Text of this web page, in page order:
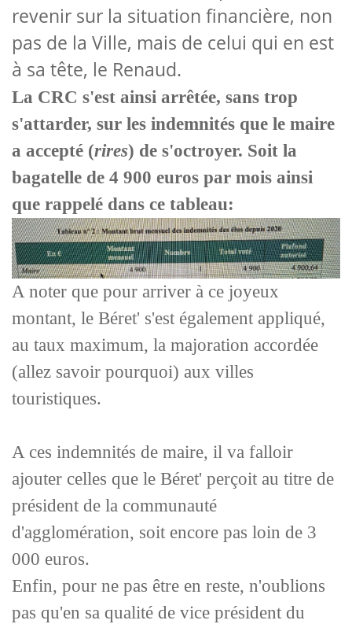
revenir sur la situation financière, non
pas de la Ville, mais de celui qui en est
à sa tête, le Renaud.
La CRC s'est ainsi arrêtée, sans trop
s'attarder, sur les indemnités que le maire
a accepté (rires) de s'octroyer. Soit la
bagatelle de 4 900 euros par mois ainsi
que rappelé dans ce tableau:
A noter que pour arriver à ce joyeux
montant, le Béret' s'est également appliqué,
au taux maximum, la majoration accordée
(allez savoir pourquoi) aux villes
touristiques.
A ces indemnités de maire, il va falloir
ajouter celles que le Béret' perçoit au titre de
président de la communauté
d'agglomération, soit encore pas loin de 3
000 euros.
Enfin, pour ne pas être en reste, n'oublions
pas qu'en sa qualité de vice président du